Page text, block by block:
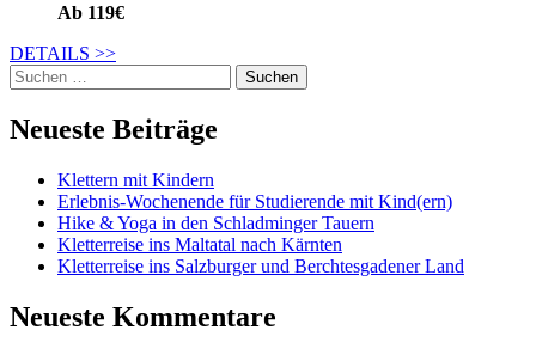
Ab 119€
DETAILS >>
Suche
nach:
Neueste Beiträge
Klettern mit Kindern
Erlebnis-Wochenende für Studierende mit Kind(ern)
Hike & Yoga in den Schladminger Tauern
Kletterreise ins Maltatal nach Kärnten
Kletterreise ins Salzburger und Berchtesgadener Land
Neueste Kommentare